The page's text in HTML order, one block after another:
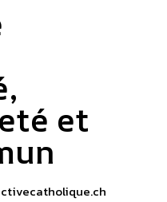
et